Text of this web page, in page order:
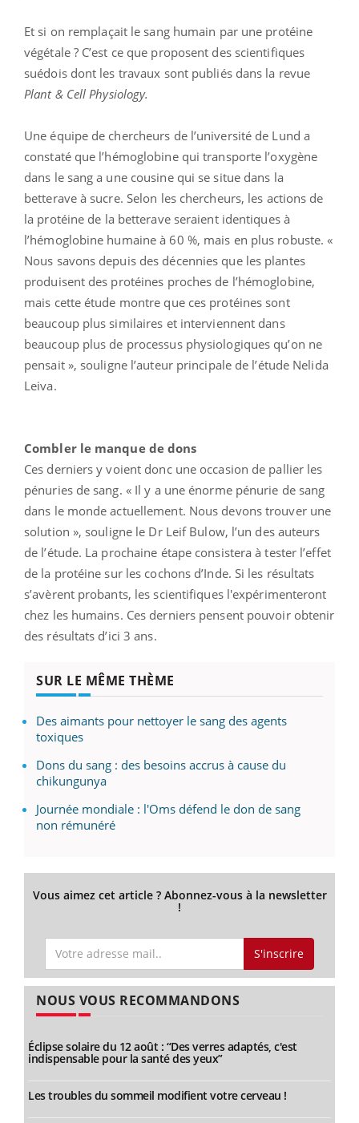
Et si on remplaçait le sang humain par une protéine
végétale ? C’est ce que proposent des scientifiques
suédois dont les travaux sont publiés dans la revue
Plant & Cell Physiology.
Une équipe de chercheurs de l’université de Lund a
constaté que l’hémoglobine qui transporte l’oxygène
dans le sang a une cousine qui se situe dans la
betterave à sucre. Selon les chercheurs, les actions de
la protéine de la betterave seraient identiques à
l’hémoglobine humaine à 60 %, mais en plus robuste. «
Nous savons depuis des décennies que les plantes
produisent des protéines proches de l’hémoglobine,
mais cette étude montre que ces protéines sont
beaucoup plus similaires et interviennent dans
beaucoup plus de processus physiologiques qu’on ne
pensait », souligne l’auteur principale de l’étude Nelida
Leiva.
Combler le manque de dons
Ces derniers y voient donc une occasion de pallier les
pénuries de sang. « Il y a une énorme pénurie de sang
dans le monde actuellement. Nous devons trouver une
solution », souligne le Dr Leif Bulow, l’un des auteurs
de l’étude. La prochaine étape consistera à tester l’effet
de la protéine sur les cochons d’Inde. Si les résultats
s’avèrent probants, les scientifiques l'expérimenteront
chez les humains. Ces derniers pensent pouvoir obtenir
des résultats d’ici 3 ans.
SUR LE MÊME THÈME
Des aimants pour nettoyer le sang des agents
toxiques
Dons du sang : des besoins accrus à cause du
chikungunya
Journée mondiale : l'Oms défend le don de sang
non rémunéré
Vous aimez cet article ? Abonnez-vous à la newsletter
!
S'inscrire
NOUS VOUS RECOMMANDONS
Éclipse solaire du 12 août : “Des verres adaptés, c'est
indispensable pour la santé des yeux”
Les troubles du sommeil modifient votre cerveau !